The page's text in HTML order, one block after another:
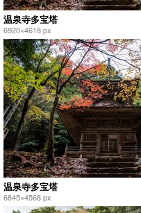
温泉寺多宝塔
6920×4618 px
温泉寺多宝塔
6845×4568 px